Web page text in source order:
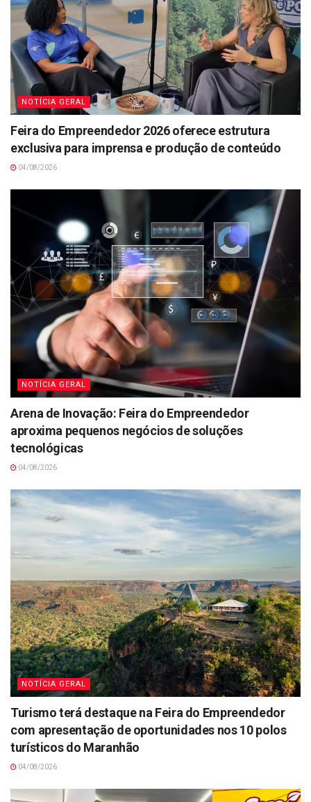
NOTÍCIA GERAL
Feira do Empreendedor 2026 oferece estrutura
exclusiva para imprensa e produção de conteúdo
04/08/2026
NOTÍCIA GERAL
Arena de Inovação: Feira do Empreendedor
aproxima pequenos negócios de soluções
tecnológicas
04/08/2026
NOTÍCIA GERAL
Turismo terá destaque na Feira do Empreendedor
com apresentação de oportunidades nos 10 polos
turísticos do Maranhão
04/08/2026